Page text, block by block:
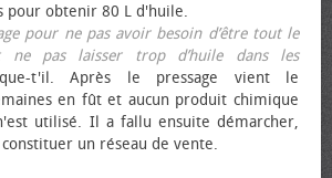
pour obtenir 80 L d'huile.
pour ne pas avoir besoin d’être tout le
pas laisser trop d’huile dans les
t'il. Après le pressage vient le
en fût et aucun produit chimique
utilisé. Il a fallu ensuite démarcher,
un réseau de vente.